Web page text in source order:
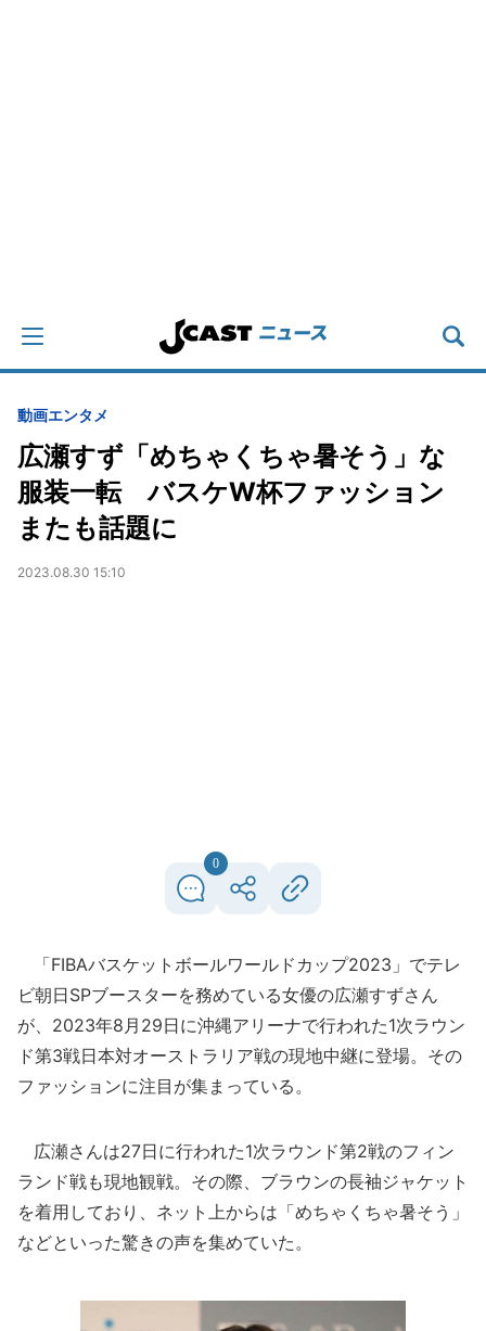
動画エンタメ
広瀬すず「めちゃくちゃ暑そう」な
服装一転 バスケW杯ファッション
またも話題に
2023.08.30 15:10
0
「FIBAバスケットボールワールドカップ2023」でテレ
ビ朝日SPブースターを務めている女優の広瀬すずさん
が、2023年8月29日に沖縄アリーナで行われた1次ラウン
ド第3戦日本対オーストラリア戦の現地中継に登場。その
ファッションに注目が集まっている。
広瀬さんは27日に行われた1次ラウンド第2戦のフィン
ランド戦も現地観戦。その際、ブラウンの長袖ジャケット
を着用しており、ネット上からは「めちゃくちゃ暑そう」
などといった驚きの声を集めていた。